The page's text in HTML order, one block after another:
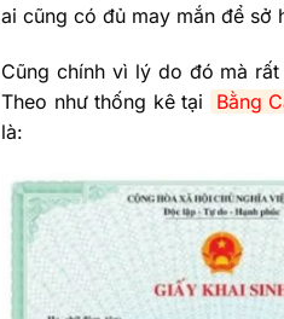
ai cũng có đủ may mắn để sở
Cũng chính vì lý do đó mà
Theo như thống kê tại
Bằng
là: